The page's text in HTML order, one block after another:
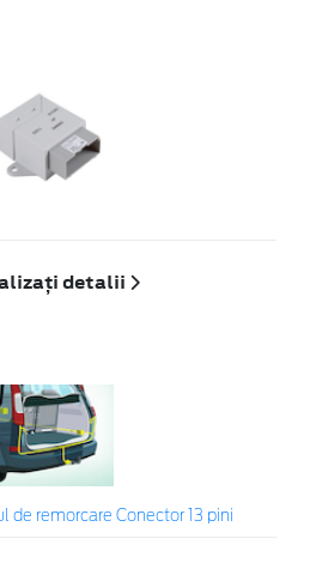
detalii
de remorcare Conector 13 pini